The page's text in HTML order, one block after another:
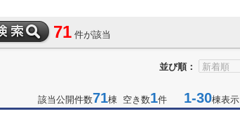
71 件が該当
並び順：
該当公開件数71棟 空き数1件 1-30棟表示